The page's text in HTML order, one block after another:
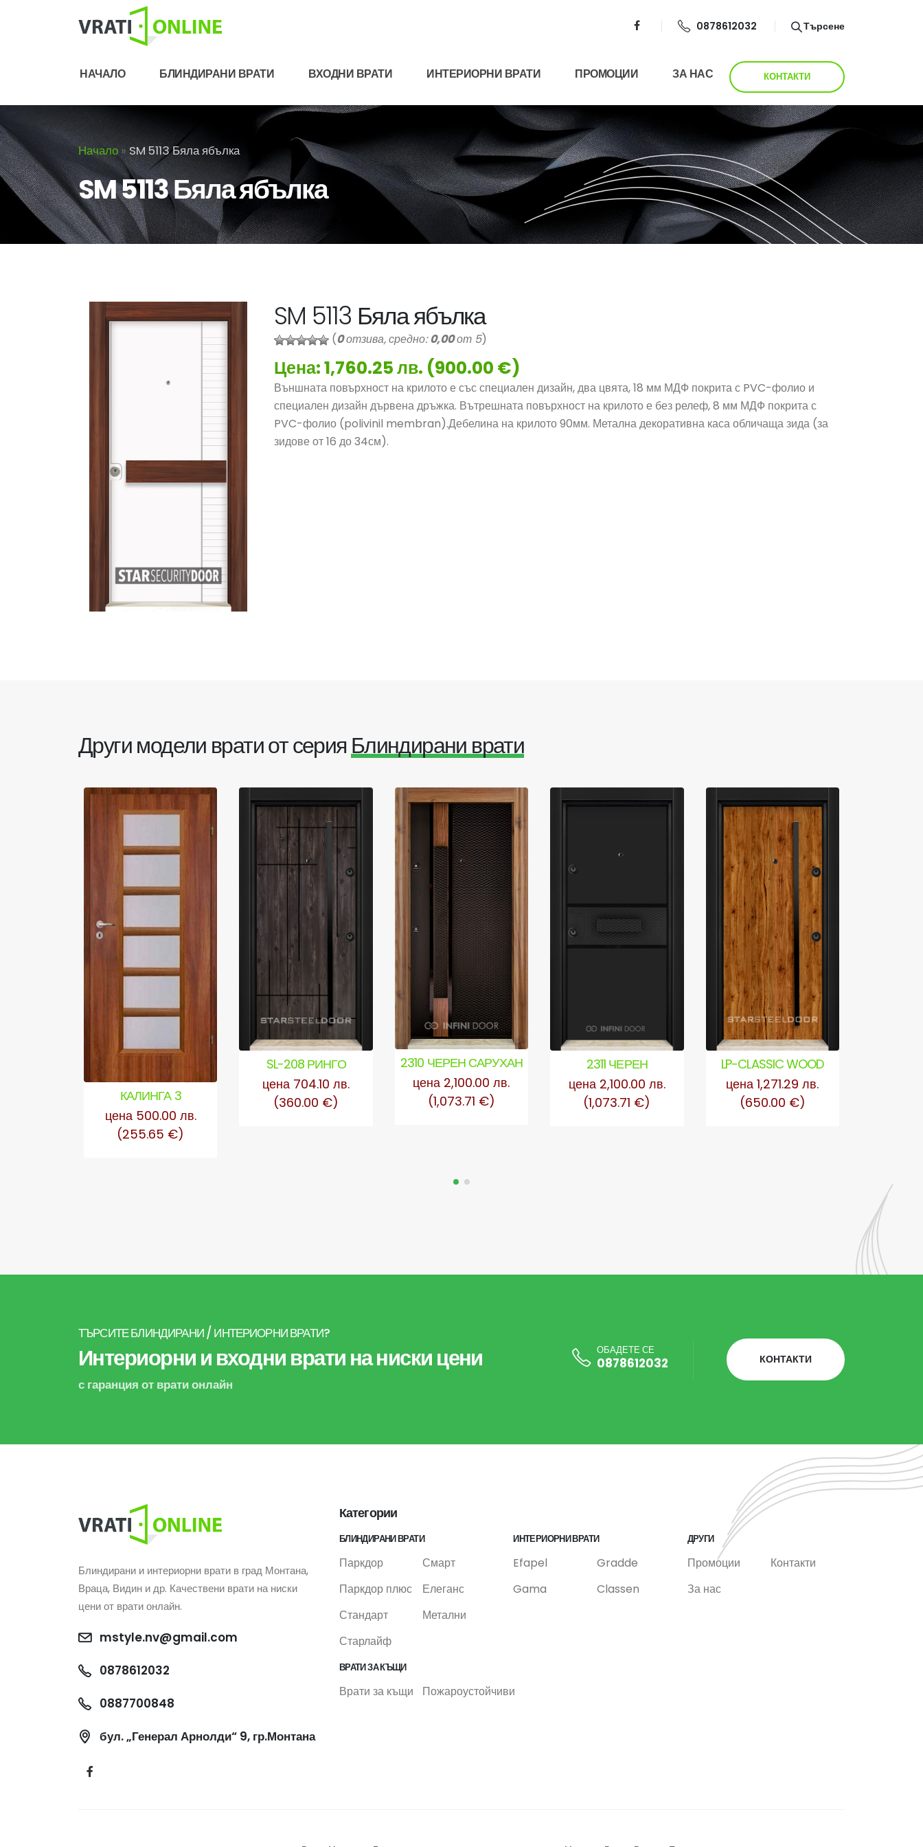
0878612032 Търсене
НАЧАЛО БЛИНДИРАНИ ВРАТИ ВХОДНИ ВРАТИ ИНТЕРИОРНИ ВРАТИ ПРОМОЦИИ ЗА НАС КОНТАКТИ
Начало» SM 5113 Бяла ябълка
SM 5113 Бяла ябълка
SM 5113 Бяла ябълка
(0отзива, средно:0,00от 5)
Цена: 1,760.25 лв. (900.00 €)
Външната повърхност на крилото е със специален дизайн, два цвята, 18 мм МДФ покрита с PVC-фолио и
специален дизайн дървена дръжка. Вътрешната повърхност на крилото е без релеф, 8 мм МДФ покрита с
PVC-фолио (polivinil membran).Дебелина на крилото 90мм. Метална декоративна каса обличаща зида (за
зидове от 16 до 34см).
Други модели врати от серияБлиндирани врати
КАЛИНГА 3
цена 500.00 лв.
(255.65 €)
SL-208 РИНГО
цена 704.10 лв.
(360.00 €)
2310 ЧЕРЕН САРУХАН
цена 2,100.00 лв.
(1,073.71 €)
2311 ЧЕРЕН
цена 2,100.00 лв.
(1,073.71 €)
LP-CLASSIC WOOD
цена 1,271.29 лв.
(650.00 €)
ТЪРСИТЕ БЛИНДИРАНИ / ИНТЕРИОРНИ ВРАТИ?
Интериорни и входни врати на ниски цени
с гаранция от врати онлайн
ОБАДЕТЕ СЕ
0878612032 КОНТАКТИ
Блиндирани и интериорни врати в град Монтана,
Враца, Видин и др. Качествени врати на ниски
цени от врати онлайн.
mstyle.nv@gmail.com
0878612032
0887700848
бул. „Генерал Арнолди“ 9, гр.Монтана
Категории
БЛИНДИРАНИ ВРАТИ
Паркдор
Паркдор плюс
Стандарт
Старлайф
Смарт
Елеганс
Метални
ВРАТИ ЗА КЪЩИ
Врати за къщи Пожароустойчиви
ИНТЕРИОРНИ ВРАТИ
Efapel
Gama
Gradde
Classen
ДРУГИ
Промоции
За нас
Контакти